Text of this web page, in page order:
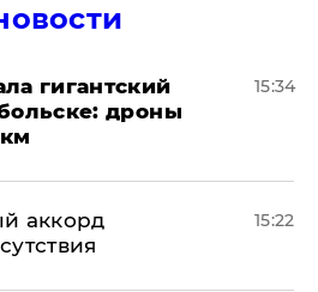
гигантский
дроны
15:34
аккорд
15:22